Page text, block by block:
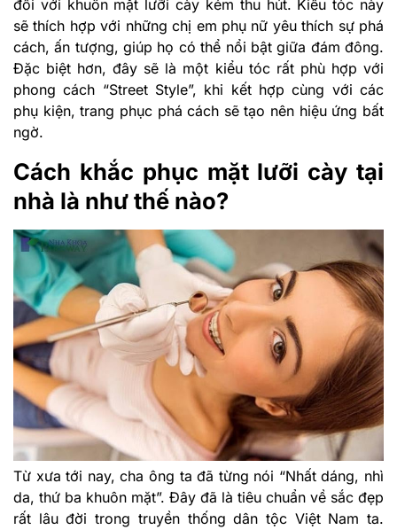
đối với khuôn mặt lưỡi cày kém thu hút. Kiểu tóc này
sẽ thích hợp với những chị em phụ nữ yêu thích sự phá
cách, ấn tượng, giúp họ có thể nổi bật giữa đám đông.
Đặc biệt hơn, đây sẽ là một kiểu tóc rất phù hợp với
phong cách “Street Style”, khi kết hợp cùng với các
phụ kiện, trang phục phá cách sẽ tạo nên hiệu ứng bất
ngờ.
Cách khắc phục mặt lưỡi cày tại
nhà là như thế nào?
Từ xưa tới nay, cha ông ta đã từng nói “Nhất dáng, nhì
da, thứ ba khuôn mặt”. Đây đã là tiêu chuẩn về sắc đẹp
rất lâu đời trong truyền thống dân tộc Việt Nam ta.